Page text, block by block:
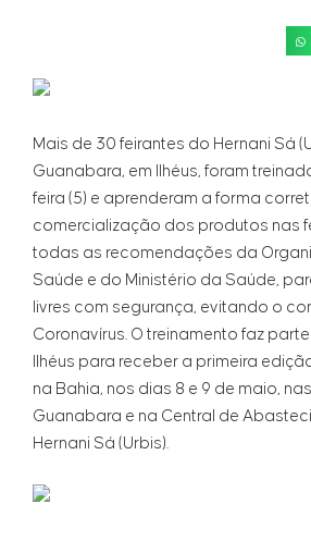
Mais de 30 feirantes do Hernani Sá
Guanabara, em Ilhéus, foram
feira (5) e aprenderam a forma
comercialização dos produtos nas
todas as recomendações da
Saúde e do Ministério da Saúde,
livres com segurança, evitando o
Coronavírus. O treinamento faz
Ilhéus para receber a primeira
na Bahia, nos dias 8 e 9 de maio,
Guanabara e na Central de
Hernani Sá (Urbis).